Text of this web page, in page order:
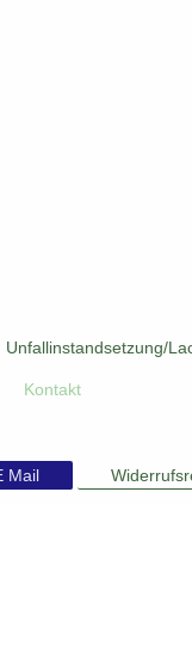
Unfallinstandsetzung/
Kontakt
Mail